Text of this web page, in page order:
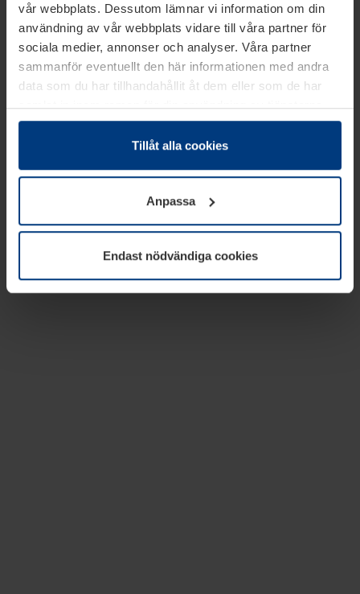
vår webbplats. Dessutom lämnar vi information om din
användning av vår webbplats vidare till våra partner för
sociala medier, annonser och analyser. Våra partner
sammanför eventuellt den här informationen med andra
data som du har tillhandahållit åt dem eller som de har
samlat in inom ramen för din användning av tjänsterna.
Juridiskt kan vi lagra kakor på din enhet, om de är
absolut nödvändiga för driften av den här webbplatsen.
godkännande kan du när som helst ändra eller återkalla i
informationen om kakor underDataskyddsförklaring
vår webbplats.
Tillåt alla cookies
Anpassa
Endast nödvändiga cookies